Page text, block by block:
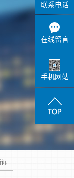
联系电话
在线留言
手机网站